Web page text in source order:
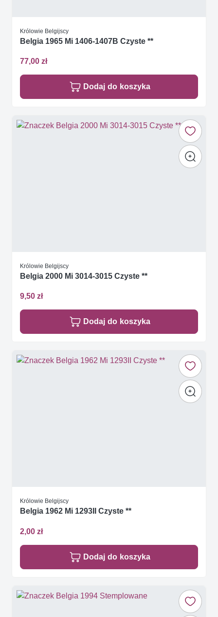
Królowie Belgijscy
Belgia 1965 Mi 1406-1407B Czyste **
77,00 zł
Dodaj do koszyka
Królowie Belgijscy
Belgia 2000 Mi 3014-3015 Czyste **
9,50 zł
Dodaj do koszyka
Królowie Belgijscy
Belgia 1962 Mi 1293II Czyste **
2,00 zł
Dodaj do koszyka